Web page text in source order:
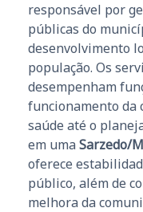
responsável por
públicas do
desenvolvimento
população. Os
desempenham
funcionamento da
saúde até o
em uma Sarzedo/
oferece
público, além de
melhora da